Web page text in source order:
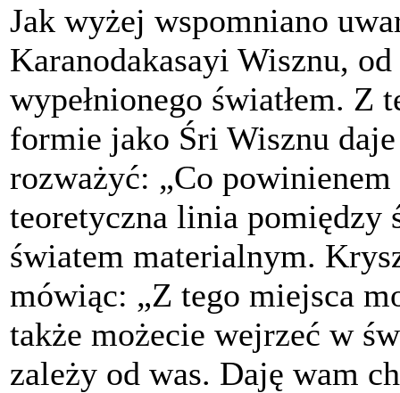
Jak wyżej wspomniano
Karanodakasayi Wisznu,
wypełnionego światłem. Z
formie jako Śri Wisznu
rozważyć: „Co
teoretyczna linia pomiędzy
światem materialnym.
mówiąc: „Z tego miejsca
także możecie wejrzeć w
zależy od was. Daję wam